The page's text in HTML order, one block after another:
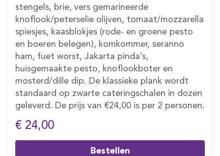
stengels, brie, vers gemarineerde
knoflook/peterselie olijven, tomaat/mozzarella
spiesjes, kaasblokjes (rode- en groene pesto
en boeren belegen), komkommer, seranno
ham, fuet worst, Jakarta pinda’s,
huisgemaakte pesto, knoflookboter en
mosterd/dille dip. De klassieke plank wordt
standaard op zwarte cateringschalen in dozen
geleverd. De prijs van €24,00 is per 2 personen.
€ 24,00
Bestellen